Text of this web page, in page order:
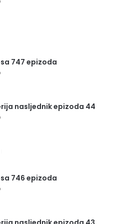
747 epizoda
nasljednik epizoda 44
746 epizoda